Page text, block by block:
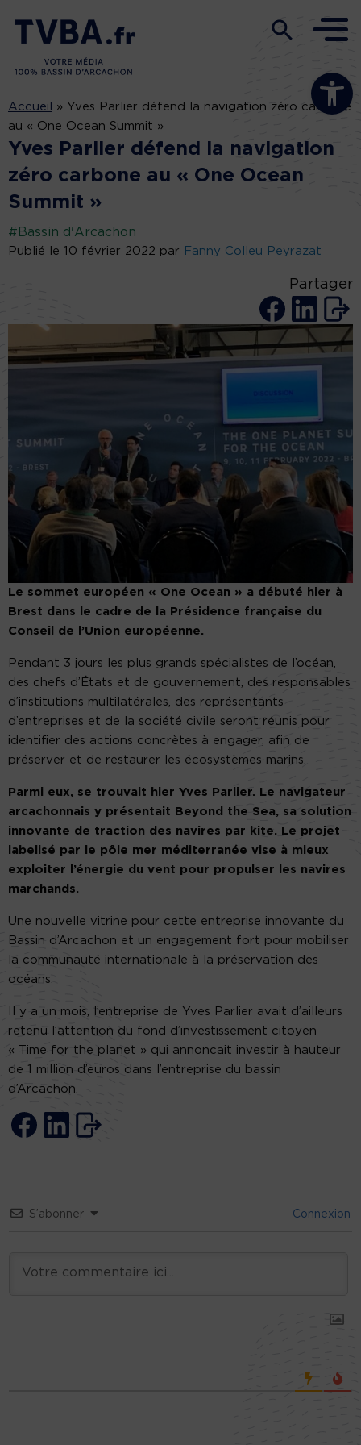
Ouvrir la
Accueil » Yves Parlier défend la navigation zéro carbone
au « One Ocean Summit »
Yves Parlier défend la navigation
zéro carbone au « One Ocean
Summit »
#Bassin d'Arcachon
Publié le 10 février 2022 par Fanny Colleu Peyrazat
Partager
Le sommet européen « One Ocean » a débuté hier à
Brest dans le cadre de la Présidence française du
Conseil de l’Union européenne.
Pendant 3 jours les plus grands spécialistes de l’océan,
des chefs d’États et de gouvernement, des responsables
d’institutions multilatérales, des représentants
d’entreprises et de la société civile seront réunis pour
identifier des actions concrètes à engager, afin de
préserver et de restaurer les écosystèmes marins.
Parmi eux, se trouvait hier Yves Parlier. Le navigateur
arcachonnais y présentait Beyond the Sea, sa solution
innovante de traction des navires par kite. Le projet
labelisé par le pôle mer méditerranée vise à mieux
exploiter l’énergie du vent pour propulser les navires
marchands.
Une nouvelle vitrine pour cette entreprise innovante du
Bassin d’Arcachon et un engagement fort pour mobiliser
la communauté internationale à la préservation des
océans.
Il y a un mois, l’entreprise de Yves Parlier avait d’ailleurs
retenu l’attention du fond d’investissement citoyen
« Time for the planet » qui annoncait investir à hauteur
de 1 million d’euros dans l’entreprise du bassin
d’Arcachon.
S’abonner Connexion